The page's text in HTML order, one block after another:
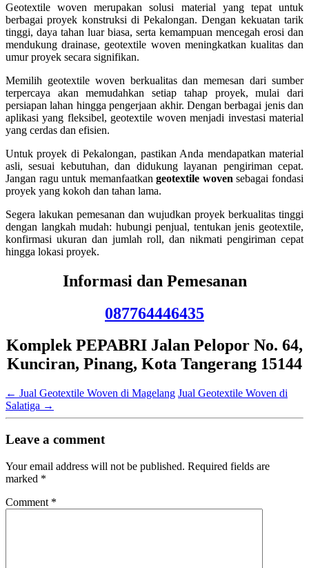
Geotextile woven merupakan solusi material yang tepat untuk
berbagai proyek konstruksi di Pekalongan. Dengan kekuatan tarik
tinggi, daya tahan luar biasa, serta kemampuan mencegah erosi dan
mendukung drainase, geotextile woven meningkatkan kualitas dan
umur proyek secara signifikan.
Memilih geotextile woven berkualitas dan memesan dari sumber
terpercaya akan memudahkan setiap tahap proyek, mulai dari
persiapan lahan hingga pengerjaan akhir. Dengan berbagai jenis dan
aplikasi yang fleksibel, geotextile woven menjadi investasi material
yang cerdas dan efisien.
Untuk proyek di Pekalongan, pastikan Anda mendapatkan material
asli, sesuai kebutuhan, dan didukung layanan pengiriman cepat.
Jangan ragu untuk memanfaatkangeotextile woven sebagai fondasi
proyek yang kokoh dan tahan lama.
Segera lakukan pemesanan dan wujudkan proyek berkualitas tinggi
dengan langkah mudah: hubungi penjual, tentukan jenis geotextile,
konfirmasi ukuran dan jumlah roll, dan nikmati pengiriman cepat
hingga lokasi proyek.
Informasi dan Pemesanan
087764446435
Komplek PEPABRI Jalan Pelopor No. 64,
Kunciran, Pinang, Kota Tangerang 15144
← Jual Geotextile Woven di Magelang Jual Geotextile Woven di
Salatiga →
Leave a comment
Your email address will not be published. Required fields are
marked *
Comment *